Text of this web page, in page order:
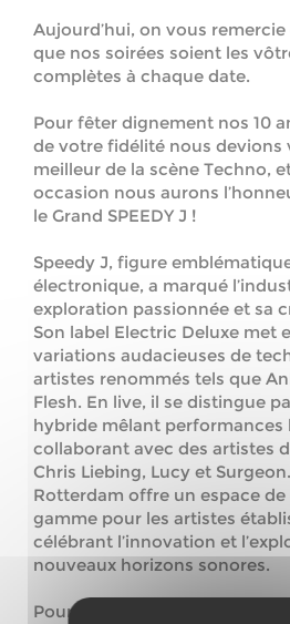
Aujourd’hui, on vous remercie
que nos soirées soient les
complètes à chaque date.
Pour fêter dignement nos 10
de votre fidélité nous devions
meilleur de la scène Techno,
occasion nous aurons
le Grand SPEEDY J !
Speedy J, figure
électronique, a marqué
exploration passionnée et sa
Son label Electric Deluxe met
variations audacieuses de
artistes renommés tels que
Flesh. En live, il se distingue
hybride mêlant performances
collaborant avec des artistes
Chris Liebing, Lucy et
Rotterdam offre un espace
gamme pour les artistes
célébrant l’innovation et
nouveaux horizons sonores.
Pour l’accompagner, nos Dj